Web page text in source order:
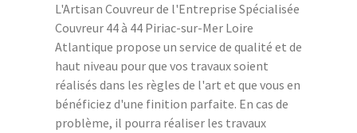
L'Artisan Couvreur de l'Entreprise Spécialisée
Couvreur 44 à 44 Piriac-sur-Mer Loire
Atlantique propose un service de qualité et de
haut niveau pour que vos travaux soient
réalisés dans les règles de l'art et que vous en
bénéficiez d'une finition parfaite. En cas de
problème, il pourra réaliser les travaux